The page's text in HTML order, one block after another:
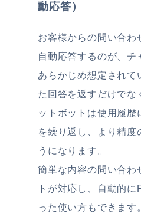
動応答）
お客様からの問い合わ
自動応答するのが、チ
あらかじめ想定されて
た回答を返すだけでな
ットボットは使用履歴
を繰り返し、より精度
うになります。
簡単な内容の問い合わ
トが対応し、自動的
った使い方もできます